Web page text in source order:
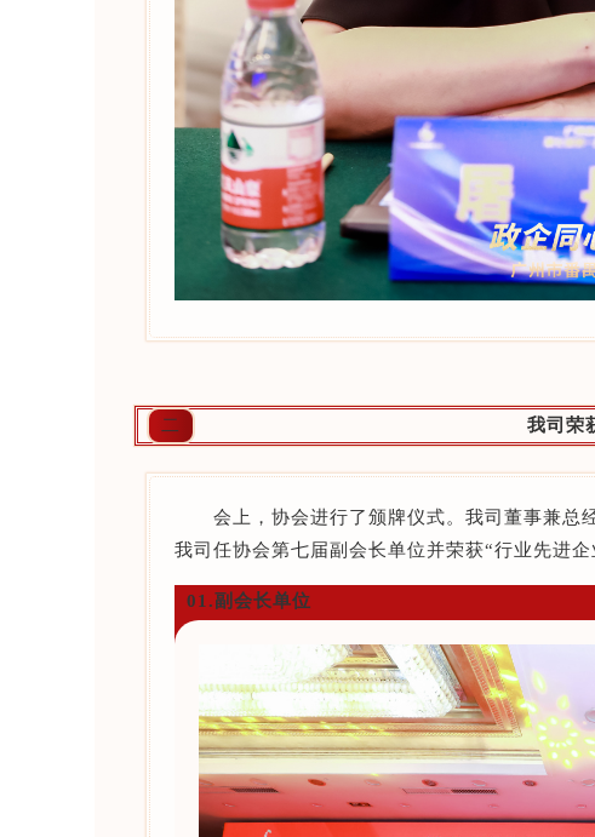
二 我司荣
会上，协会进行了颁牌仪式。我司董事兼总
我司任协会第七届副会长单位并荣获“行业先进
01.副会长单位